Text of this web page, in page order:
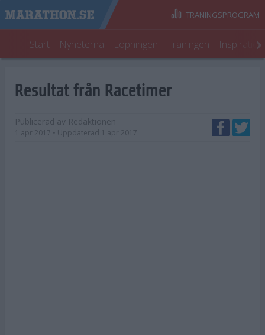
Start Nyheterna Löpningen Träningen
TRÄNINGSPROGRAM
Resultat från Racetimer
Publicerad av Redaktionen
1 apr 2017 • Uppdaterad 1 apr 2017